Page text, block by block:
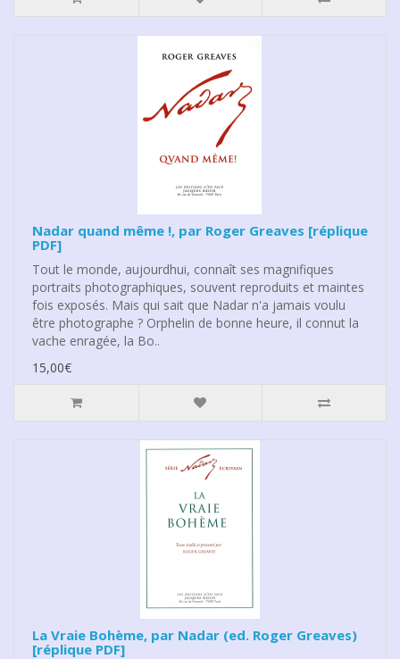
Nadar quand même !, par Roger Greaves [réplique
PDF]
Tout le monde, aujourdhui, connaît ses magnifiques
portraits photographiques, souvent reproduits et maintes
fois exposés. Mais qui sait que Nadar n'a jamais voulu
être photographe ? Orphelin de bonne heure, il connut la
vache enragée, la Bo..
15,00€
La Vraie Bohème, par Nadar (ed. Roger Greaves)
[réplique PDF]